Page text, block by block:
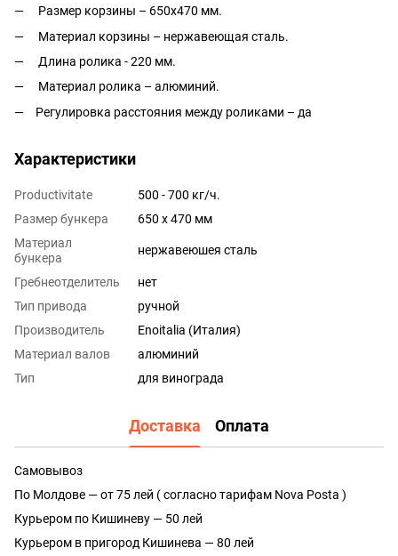
Размер корзины – 650х470 мм.
Материал корзины – нержавеющая сталь.
Длина ролика - 220 мм.
Материал ролика – алюминий.
Регулировка расстояния между роликами – да
Характеристики
Productivitate
500 - 700 кг/ч.
Размер бункера
650 x 470 мм
Материал
бункера
нержавеюшея сталь
Гребнеотделитель
нет
Тип привода
ручной
Производитель
Enoitalia (Италия)
Материал валов
алюминий
Тип
для винограда
Доставка Оплата
Самовывоз
По Молдове — от 75 лей ( согласно тарифам Nova Posta )
Курьером по Кишиневу — 50 лей
Курьером в пригород Кишинева — 80 лей